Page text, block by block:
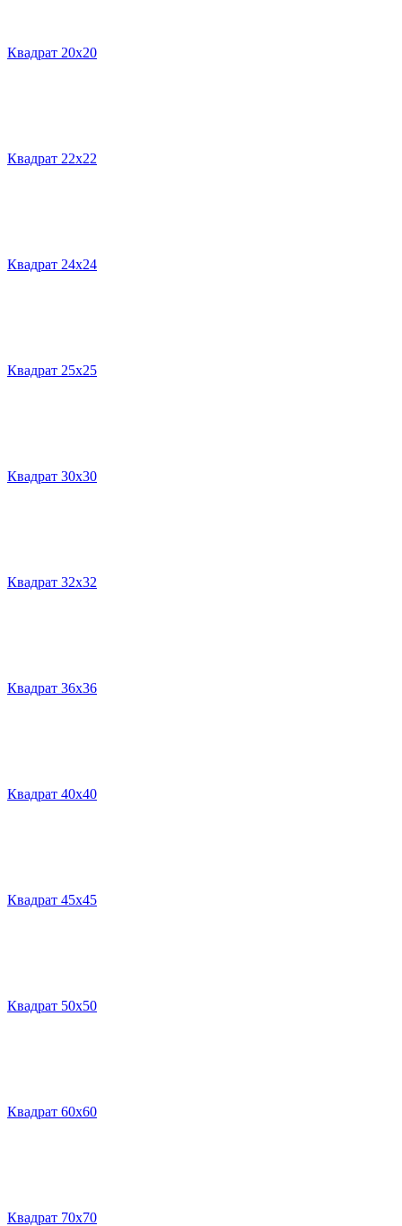
Квадрат 20х20
Квадрат 22х22
Квадрат 24х24
Квадрат 25х25
Квадрат 30х30
Квадрат 32х32
Квадрат 36х36
Квадрат 40х40
Квадрат 45х45
Квадрат 50х50
Квадрат 60х60
Квадрат 70х70